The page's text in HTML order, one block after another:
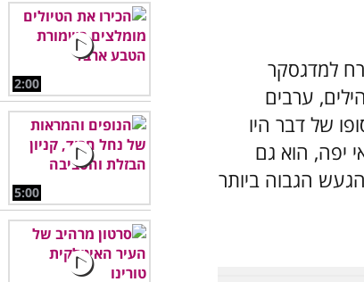
למדגסקר
ערבים
של דבר היו
אפריקאי יפה, הוא גם
הגבוה ביותר
2:00
5:00